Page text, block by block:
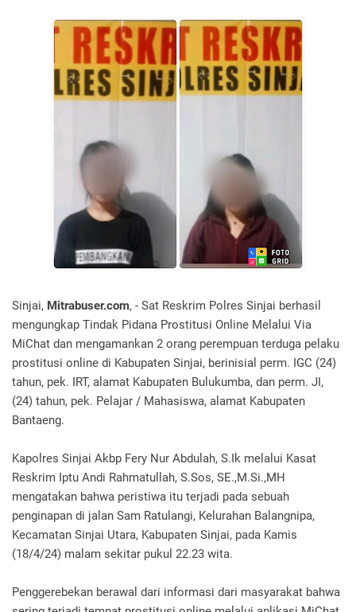
Sinjai, Mitrabuser.com, - Sat Reskrim Polres Sinjai berhasil
mengungkap Tindak Pidana Prostitusi Online Melalui Via
MiChat dan mengamankan 2 orang perempuan terduga pelaku
prostitusi online di Kabupaten Sinjai, berinisial perm. IGC (24)
tahun, pek. IRT, alamat Kabupaten Bulukumba, dan perm. JI,
(24) tahun, pek. Pelajar / Mahasiswa, alamat Kabupaten
Bantaeng.
Kapolres Sinjai Akbp Fery Nur Abdulah, S.Ik melalui Kasat
Reskrim Iptu Andi Rahmatullah, S.Sos, SE.,M.Si.,MH
mengatakan bahwa peristiwa itu terjadi pada sebuah
penginapan di jalan Sam Ratulangi, Kelurahan Balangnipa,
Kecamatan Sinjai Utara, Kabupaten Sinjai, pada Kamis
(18/4/24) malam sekitar pukul 22.23 wita.
Penggerebekan berawal dari informasi dari masyarakat bahwa